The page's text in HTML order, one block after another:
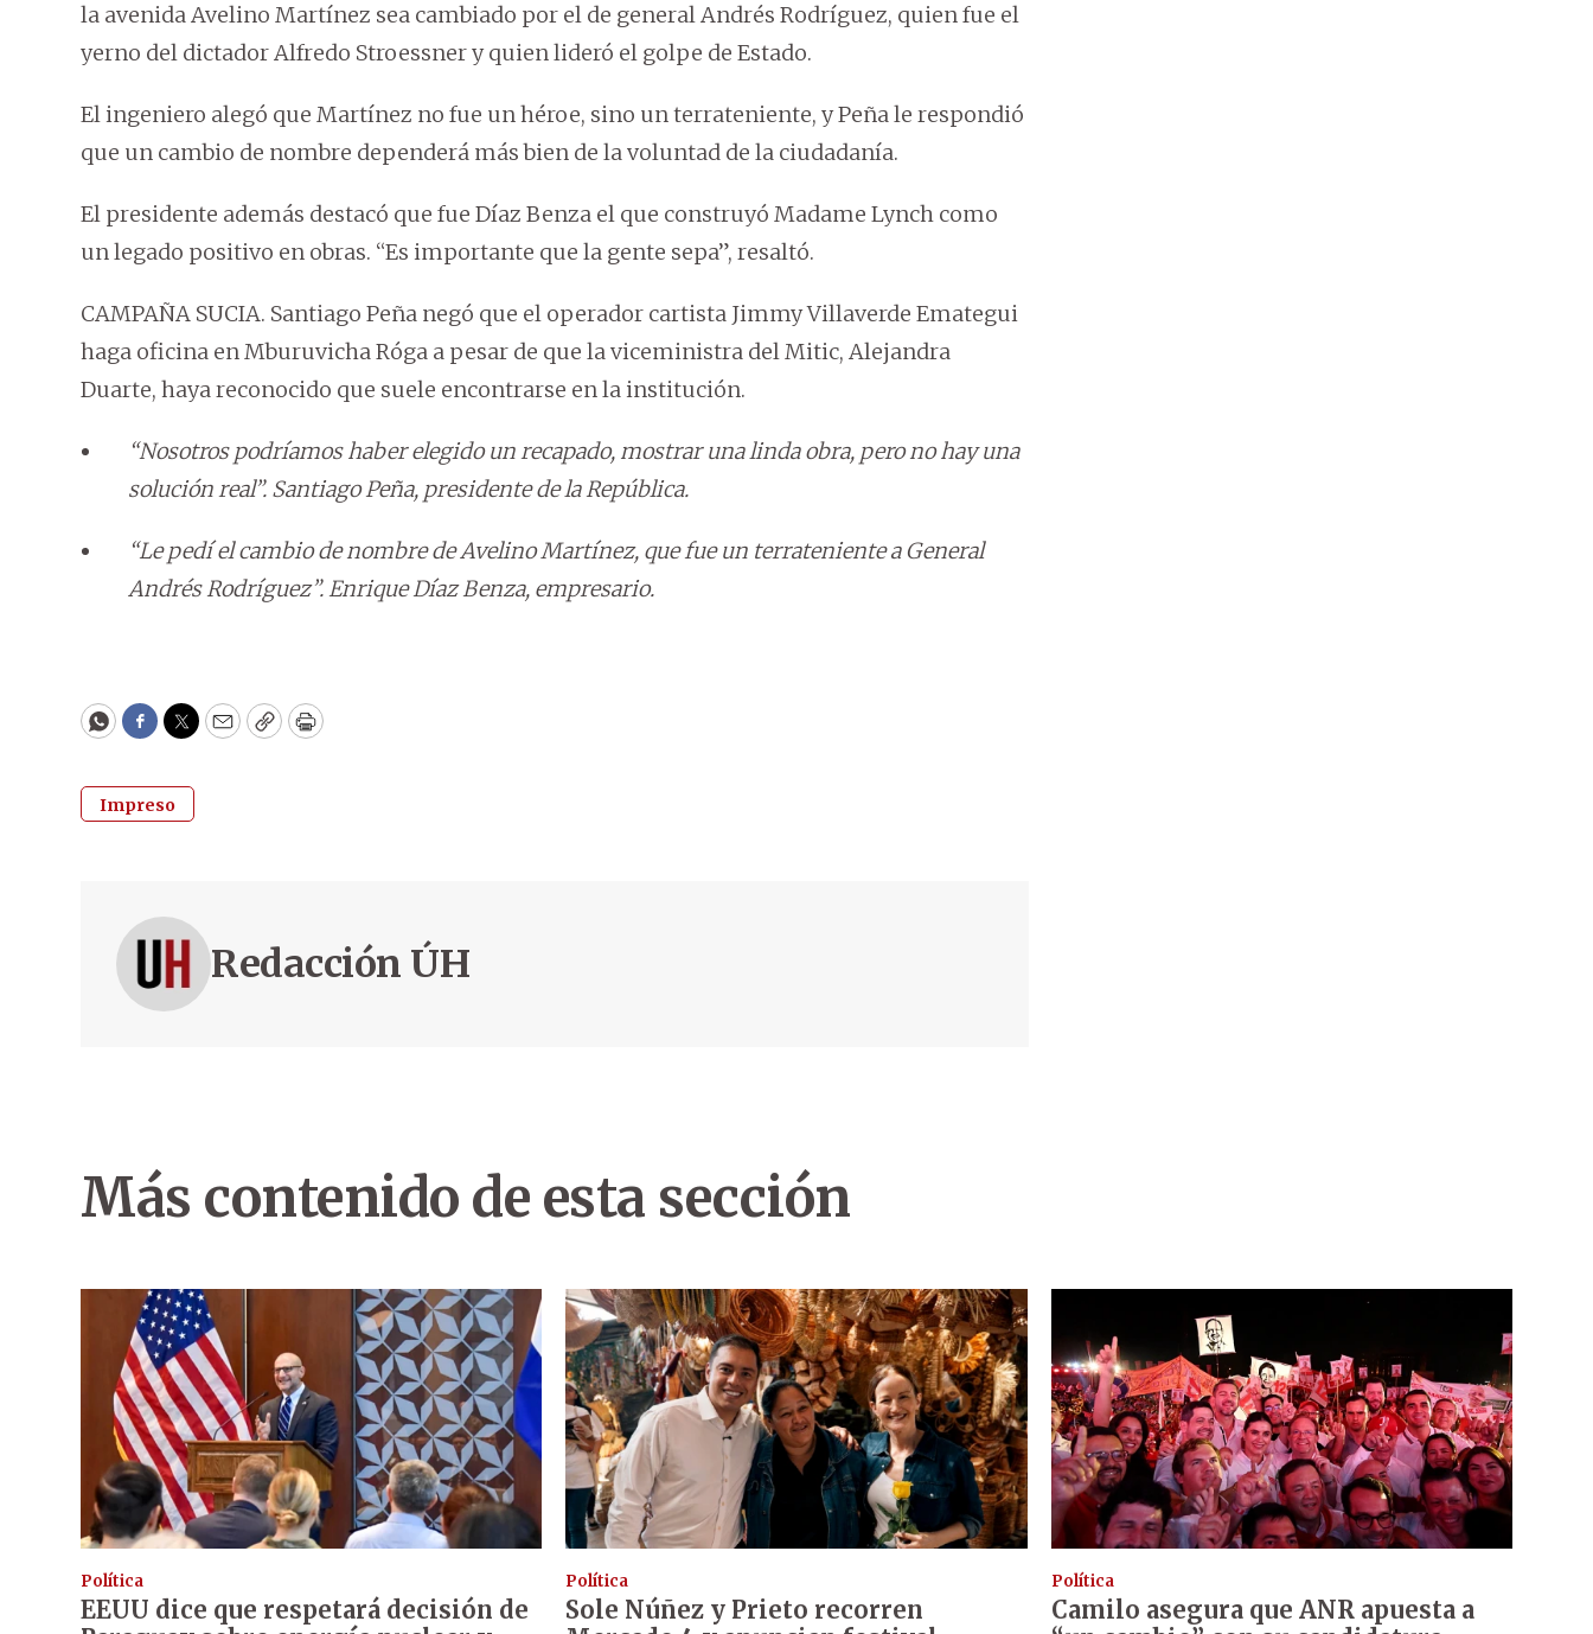
la avenida Avelino Martínez sea cambiado por el de general Andrés Rodríguez, quien fue el
yerno del dictador Alfredo Stroessner y quien lideró el golpe de Estado.
El ingeniero alegó que Martínez no fue un héroe, sino un terrateniente, y Peña le respondió
que un cambio de nombre dependerá más bien de la voluntad de la ciudadanía.
El presidente además destacó que fue Díaz Benza el que construyó Madame Lynch como
un legado positivo en obras. “Es importante que la gente sepa”, resaltó.
CAMPAÑA SUCIA. Santiago Peña negó que el operador cartista Jimmy Villaverde Emategui
haga oficina en Mburuvicha Róga a pesar de que la viceministra del Mitic, Alejandra
Duarte, haya reconocido que suele encontrarse en la institución.
“Nosotros podríamos haber elegido un recapado, mostrar una linda obra, pero no hay una
solución real”. Santiago Peña, presidente de la República.
“Le pedí el cambio de nombre de Avelino Martínez, que fue un terrateniente a General
Andrés Rodríguez”. Enrique Díaz Benza, empresario.
WhatsApp
Facebook
Twitter
EmailCopyPrint
Impreso
Redacción ÚH
Más contenido de esta sección
Política
EEUU dice que respetará decisión de
Política
Sole Núñez y Prieto recorren
Política
Camilo asegura que ANR apuesta a